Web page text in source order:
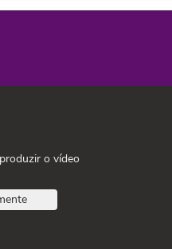
o vídeo